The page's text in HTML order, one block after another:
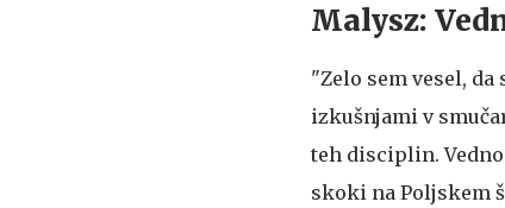
Malysz:
"Zelo sem vesel,
izkušnjami v
teh disciplin.
skoki na Poljskem